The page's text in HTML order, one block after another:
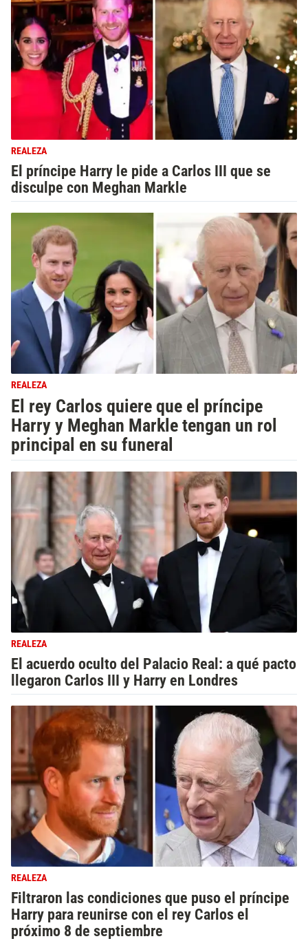
REALEZA
El príncipe Harry le pide a Carlos III que se
disculpe con Meghan Markle
REALEZA
El rey Carlos quiere que el príncipe
Harry y Meghan Markle tengan un rol
principal en su funeral
REALEZA
El acuerdo oculto del Palacio Real: a qué pacto
llegaron Carlos III y Harry en Londres
REALEZA
Filtraron las condiciones que puso el príncipe
Harry para reunirse con el rey Carlos el
próximo 8 de septiembre